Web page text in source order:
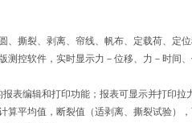
、撕裂、剥离、帘线、帆布、定载荷、定
测控软件，实时显示力－位移、力－时间
表编辑和打印功能；报表可显示并打印拉
算平均值，断裂值（适剥离、撕裂试验）